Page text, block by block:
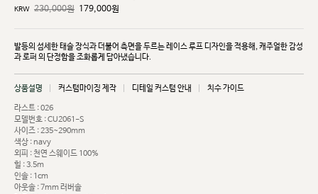
KRW 230,000원 179,000원
발등의 섬세한 태슬 장식과 더불어 측면을 두르는 레이스 루프 디자인을 적용해, 캐주얼한 감성
과 로퍼 의 단정함을 조화롭게 담아냈습니다.
상품설명 커스텀마이징 제작 디테일 커스텀 안내 치수 가이드
라스트 : 026
모델번호 : CU2061-S
사이즈 : 235~290mm
색상 : navy
외피 : 천연 스웨이드 100%
힐 : 3.5m
인솔 : 1cm
아웃솔 : 7mm 러버솔